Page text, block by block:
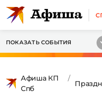
ПОКАЗАТЬ СОБЫТИЯ
Афиша КП
Спб